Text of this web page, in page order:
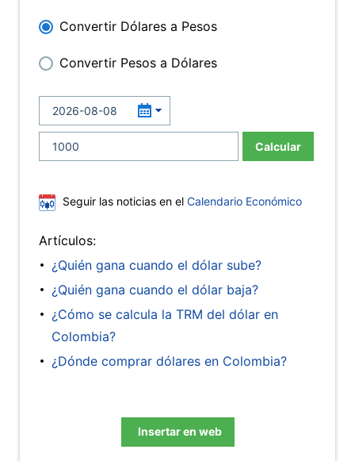
Convertir Dólares a Pesos
Convertir Pesos a Dólares
Calcular
Seguir las noticias en el Calendario Económico
Artículos:
¿Quién gana cuando el dólar sube?
¿Quién gana cuando el dólar baja?
¿Cómo se calcula la TRM del dólar en
Colombia?
¿Dónde comprar dólares en Colombia?
Insertar en web